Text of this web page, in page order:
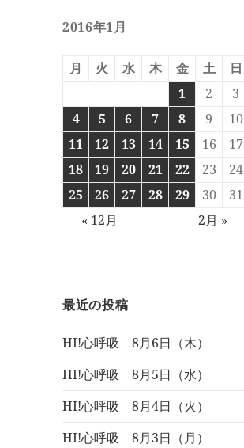
2016年1月
月 火 水 木 金 土
日
1
2
3
4
5 6 7 8 9
10
11
12 13 14 15 16
17
18
19 20 21 22 23
24
25
26 27 28 29 30
31
« 12月
2月 »
最近の投稿
HI!心呼吸 8月6日（木）
HI!心呼吸 8月5日（水）
HI!心呼吸 8月4日（火）
HI!心呼吸 8月3日（月）